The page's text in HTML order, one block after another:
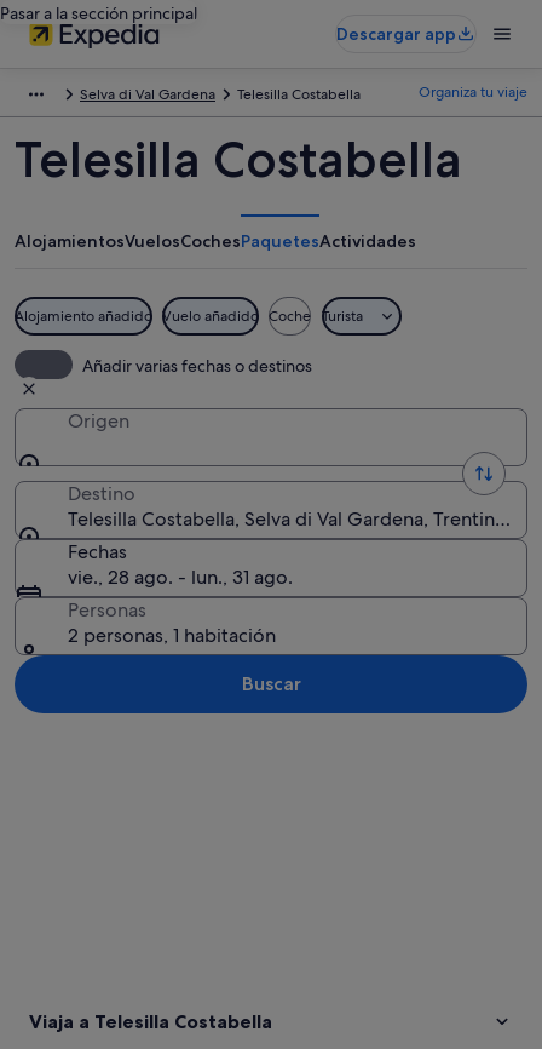
Pasar a la sección principal
Descargar app
Selva di Val Gardena Telesilla Costabella Organiza tu viaje
Telesilla Costabella
AlojamientosVuelosCochesPaquetesActividades
Alojamiento añadido Vuelo añadido Coche Turista
Añadir varias fechas o destinos
Origen
Destino
Telesilla Costabella, Selva di Val Gardena, Trentino-
Fechas
vie., 28 ago. - lun., 31 ago.
Personas
2 personas, 1 habitación
Buscar
Viaja a Telesilla Costabella